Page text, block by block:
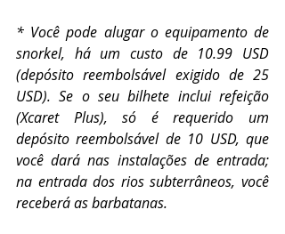
* Você pode alugar o equipamento de
snorkel, há um custo de 10.99 USD
(depósito reembolsável exigido de 25
USD). Se o seu bilhete inclui refeição
(Xcaret Plus), só é requerido um
depósito reembolsável de 10 USD, que
você dará nas instalações de entrada;
na entrada dos rios subterrâneos, você
receberá as barbatanas.